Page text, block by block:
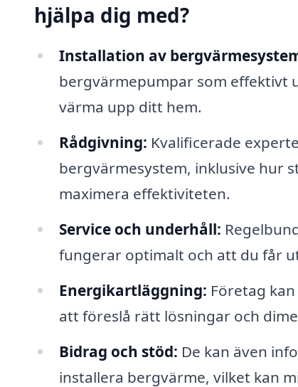
hjälpa dig med?
Installation av
bergvärmepumpar som effektivt
värma upp ditt hem.
Rådgivning: Kvalificerade
bergvärmesystem, inklusive hur
maximera effektiviteten.
Service och underhåll:
fungerar optimalt och att du får
Energikartläggning: Företag
att föreslå rätt lösningar och
Bidrag och stöd: De kan även
installera bergvärme, vilket kan